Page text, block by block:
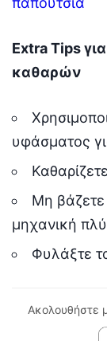
Extra Tips
καθαρών
υφάσματος
Μη
μηχανική
Φυλάξτε
Ακολουθήστε